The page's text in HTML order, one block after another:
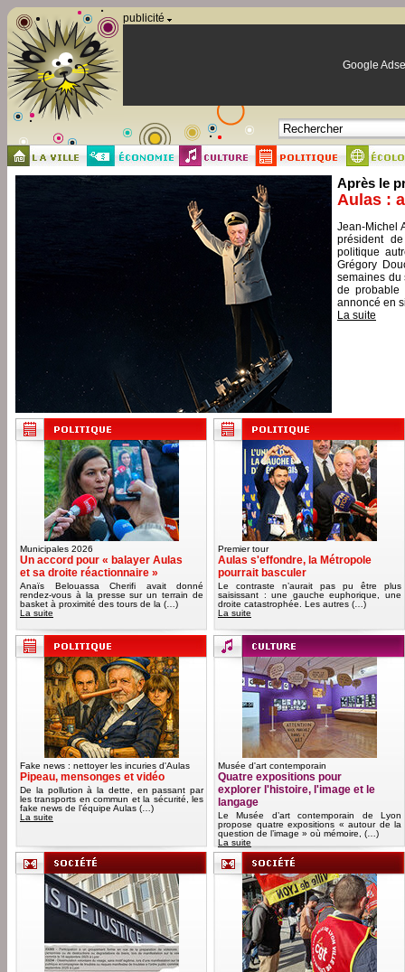
publicité
Google
Après le
Aulas :
Jean-Michel
président
politique
Grégory
semaines du
de probable
annoncé en
La suite
Municipales 2026
Un accord pour « balayer Aulas
et sa droite réactionnaire »
Anaïs Belouassa Cherifi avait donné
rendez-vous à la presse sur un terrain de
basket à proximité des tours de la (…)
La suite
Premier tour
Aulas s'effondre, la Métropole
pourrait basculer
Le contraste n’aurait pas pu être plus
saisissant : une gauche euphorique, une
droite catastrophée. Les autres (…)
La suite
Fake news : nettoyer les incuries d'Aulas
Pipeau, mensonges et vidéo
De la pollution à la dette, en passant par
les transports en commun et la sécurité, les
fake news de l’équipe Aulas (…)
La suite
Musée d'art contemporain
Quatre expositions pour
explorer l'histoire, l'image et le
langage
Le Musée d’art contemporain de Lyon
propose quatre expositions « autour de la
question de l’image » où mémoire, (…)
La suite
Panneau de gestion des cookies